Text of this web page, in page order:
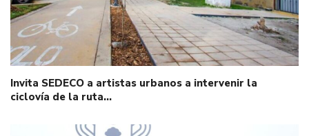
Invita SEDECO a artistas urbanos a intervenir la
ciclovía de la ruta…